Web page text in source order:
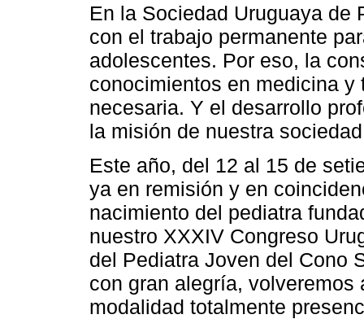
En la Sociedad Uruguaya de
con el trabajo permanente
adolescentes. Por eso, la
conocimientos en medicina
necesaria. Y el desarrollo
la misión de nuestra
Este año, del 12 al 15 de
ya en remisión y en
nacimiento del pediatra
nuestro XXXIV Congreso
del Pediatra Joven del Cono
con gran alegría,
modalidad totalmente